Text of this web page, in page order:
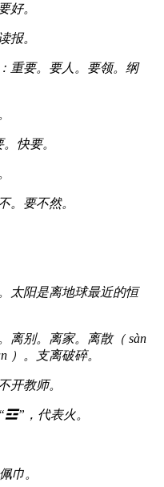
好。
报。
重要。要人。要领。纲
快要。
。要不然。
太阳是离地球最近的恒
离别。离家。离散（ sàn
）。支离破碎。
开教师。
，代表火。
巾。